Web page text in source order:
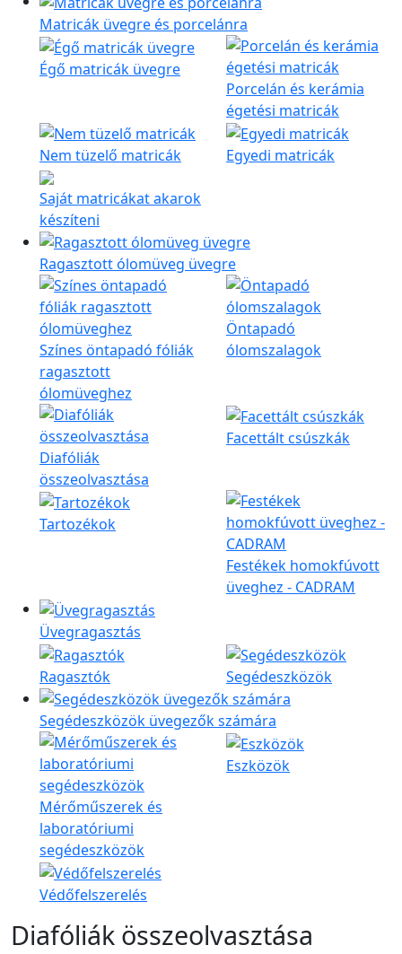
Matricák üvegre és porcelánra
Égő matricák üvegre
Porcelán és kerámia
égetési matricák
Nem tüzelő matricák Egyedi matricák
Saját matricákat akarok
készíteni
Ragasztott ólomüveg üvegre
Színes öntapadó fóliák
ragasztott
ólomüveghez
Öntapadó
ólomszalagok
Diafóliák
összeolvasztása
Facettált csúszkák
Tartozékok
Festékek homokfúvott
üveghez - CADRAM
Üvegragasztás
Ragasztók Segédeszközök
Segédeszközök üvegezők számára
Mérőműszerek és
laboratóriumi
segédeszközök
Eszközök
Védőfelszerelés
Diafóliák összeolvasztása